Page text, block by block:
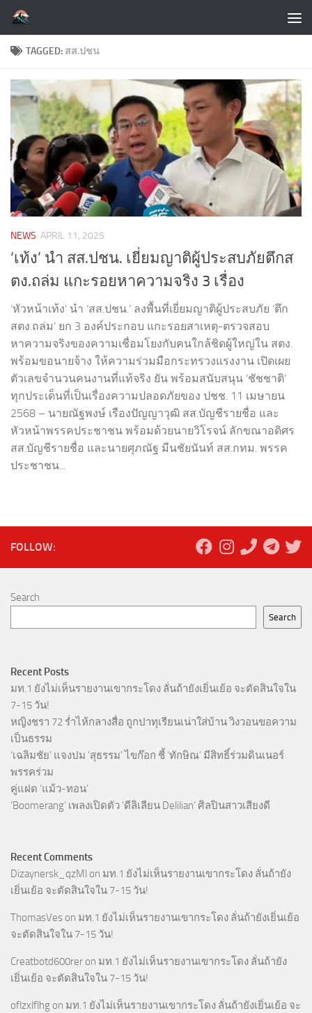
Skip to content
TAGGED: สส.ปชน
NEWS APRIL 11, 2025
‘เท้ง’ นำ สส.ปชน. เยี่ยมญาติผู้ประสบภัยตึกส
ตง.ถล่ม แกะรอยหาความจริง 3 เรื่อง
‘หัวหน้าเท้ง’ นำ ‘สส.ปชน.’ ลงพื้นที่เยี่ยมญาติผู้ประสบภัย ‘ตึก
สตง.ถล่ม’ ยก 3 องค์ประกอบ แกะรอยสาเหตุ-ตรวจสอบ
หาความจริงของความเชื่อมโยงกับคนใกล้ชิดผู้ใหญ่ใน สตง.
พร้อมขอนายจ้าง ให้ความร่วมมือกระทรวงแรงงาน เปิดเผย
ตัวเลขจำนวนคนงานที่แท้จริง ยัน พร้อมสนับสนุน ‘ชัชชาติ’
ทุกประเด็นที่เป็นเรื่องความปลอดภัยของ ปชช. 11 เมษายน
2568 – นายณัฐพงษ์ เรืองปัญญาวุฒิ สส.บัญชีรายชื่อ และ
หัวหน้าพรรคประชาชน พร้อมด้วยนายวิโรจน์ ลักขณาอดิศร
สส.บัญชีรายชื่อ และนายศุภณัฐ มีนชัยนันท์ สส.กทม. พรรค
ประชาชน...
FOLLOW:
Search
Search
Recent Posts
มท.1 ยังไม่เห็นรายงานเขากระโดง ลั่นถ้ายังเยิ่นเย้อ จะตัดสินใจใน
7-15 วัน!
หญิงชรา 72 ร่ำไห้กลางสื่อ ถูกปาทุเรียนเน่าใส่บ้าน วิงวอนขอความ
เป็นธรรม
‘เฉลิมชัย’ แจงปม ‘สุธรรม’ ไขก๊อก ชี้ ‘ทักษิณ’ มีสิทธิ์ร่วมดินเนอร์
พรรคร่วม
คู่แฝด ‘แม้ว-ทอน’
‘Boomerang’ เพลงเปิดตัว ‘ดีลิเลียน Delilian’ ศิลปินสาวเสียงดี
Recent Comments
Dizaynersk_qzMl on มท.1 ยังไม่เห็นรายงานเขากระโดง ลั่นถ้ายัง
เยิ่นเย้อ จะตัดสินใจใน 7-15 วัน!
ThomasVes on มท.1 ยังไม่เห็นรายงานเขากระโดง ลั่นถ้ายังเยิ่นเย้อ
จะตัดสินใจใน 7-15 วัน!
Creatbotd600rer on มท.1 ยังไม่เห็นรายงานเขากระโดง ลั่นถ้ายัง
เยิ่นเย้อ จะตัดสินใจใน 7-15 วัน!
oflzxlflhg on มท.1 ยังไม่เห็นรายงานเขากระโดง ลั่นถ้ายังเยิ่นเย้อ จะ